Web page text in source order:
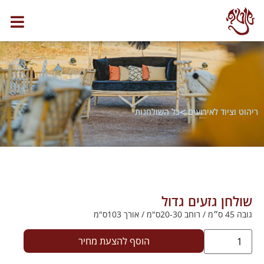
ריהוט וציוד לאירועים >כל השולחנות
שולחן גזעים גדול
גובה 45 ס״מ / רוחב 20-30ס"מ / אורך 103ס"מ
הוסף להצעת מחיר